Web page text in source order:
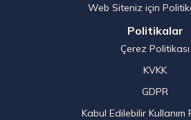
Web Siteniz için
Politikalar
Çerez Politikası
KVKK
GDPR
Kabul Edilebilir Kullanım